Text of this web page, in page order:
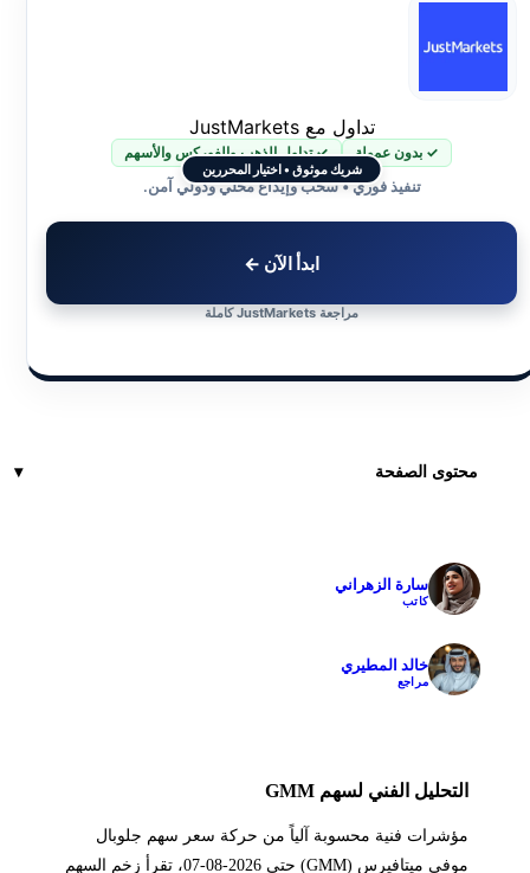
شريك موثوق • اختيار المحررين
تداول مع JustMarkets
✓ بدون عمولة ✓ تداول الذهب والفوركس والأسهم
تنفيذ فوري • سحب وإيداع محلي ودولي آمن.
ابدأ الآن ←
مراجعة JustMarkets كاملة
محتوى الصفحة
سارة الزهراني
كاتب
خالد المطيري
مراجع
التحليل الفني لسهم GMM
مؤشرات فنية محسوبة آلياً من حركة سعر سهم جلوبال
موفي ميتافيرس (GMM) حتى 2026-08-07، تقرأ زخم السهم